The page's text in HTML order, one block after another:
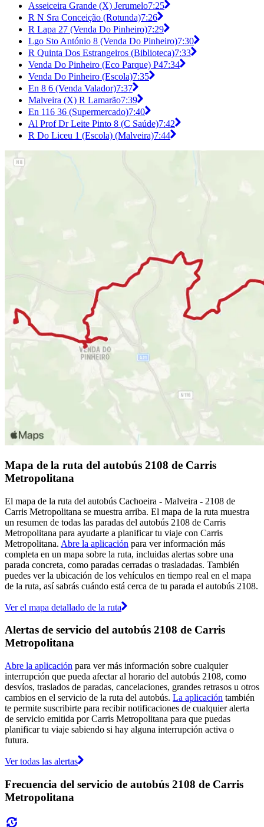
Asseiceira Grande (X) Jerumelo7:25
R N Sra Conceição (Rotunda)7:26
R Lapa 27 (Venda Do Pinheiro)7:29
Lgo Sto António 8 (Venda Do Pinheiro)7:30
R Quinta Dos Estrangeiros (Biblioteca)7:33
Venda Do Pinheiro (Eco Parque) P47:34
Venda Do Pinheiro (Escola)7:35
En 8 6 (Venda Valador)7:37
Malveira (X) R Lamarão7:39
En 116 36 (Supermercado)7:40
Al Prof Dr Leite Pinto 8 (C Saúde)7:42
R Do Liceu 1 (Escola) (Malveira)7:44
Mapa de la ruta del autobús 2108 de Carris
Metropolitana
El mapa de la ruta del autobús Cachoeira - Malveira - 2108 de
Carris Metropolitana se muestra arriba. El mapa de la ruta muestra
un resumen de todas las paradas del autobús 2108 de Carris
Metropolitana para ayudarte a planificar tu viaje con Carris
Metropolitana. Abre la aplicación para ver información más
completa en un mapa sobre la ruta, incluidas alertas sobre una
parada concreta, como paradas cerradas o trasladadas. También
puedes ver la ubicación de los vehículos en tiempo real en el mapa
de la ruta, así sabrás cuándo está cerca de tu parada el autobús 2108.
Ver el mapa detallado de la ruta
Alertas de servicio del autobús 2108 de Carris
Metropolitana
Abre la aplicación para ver más información sobre cualquier
interrupción que pueda afectar al horario del autobús 2108, como
desvíos, traslados de paradas, cancelaciones, grandes retrasos u otros
cambios en el servicio de la ruta del autobús. La aplicación también
te permite suscribirte para recibir notificaciones de cualquier alerta
de servicio emitida por Carris Metropolitana para que puedas
planificar tu viaje sabiendo si hay alguna interrupción activa o
futura.
Ver todas las alertas
Frecuencia del servicio de autobús 2108 de Carris
Metropolitana